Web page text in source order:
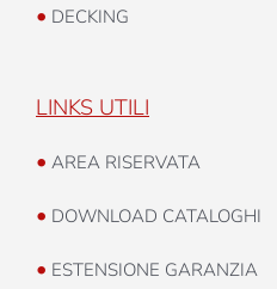
• DECKING
LINKS UTILI
• AREA RISERVATA
• DOWNLOAD CATALOGHI
• ESTENSIONE GARANZIA